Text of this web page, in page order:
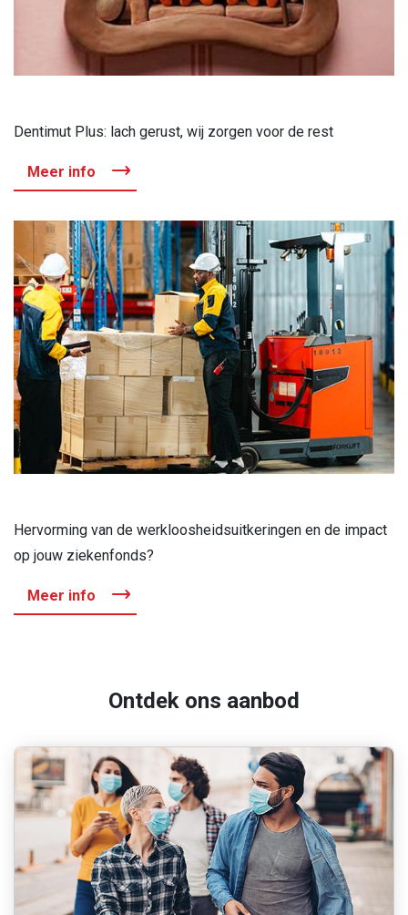
Dentimut Plus: lach gerust, wij zorgen voor de rest
Meer info
Hervorming van de werkloosheidsuitkeringen en de impact
op jouw ziekenfonds?
Meer info
Ontdek ons aanbod